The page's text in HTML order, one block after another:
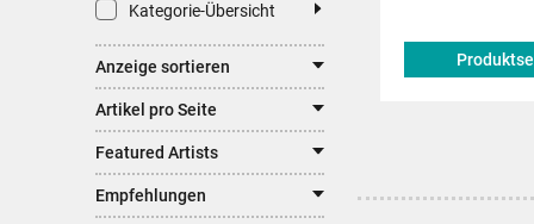
Kategorie-Übersicht
Anzeige sortieren
Artikel pro Seite
Featured Artists
Empfehlungen